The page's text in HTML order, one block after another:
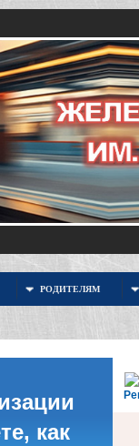
РОДИТЕЛЯМ
как